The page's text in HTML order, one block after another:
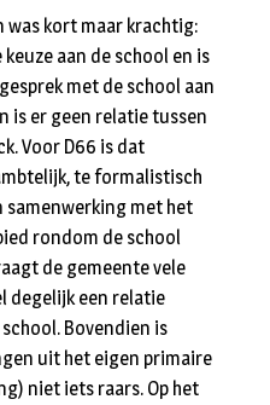
was kort maar krachtig:
aan de school en is
met de school aan
is er geen relatie tussen
Voor D66 is dat
te formalistisch
samenwerking met het
rondom de school
de gemeente vele
degelijk een relatie
Bovendien is
uit het eigen primaire
niet iets raars. Op het